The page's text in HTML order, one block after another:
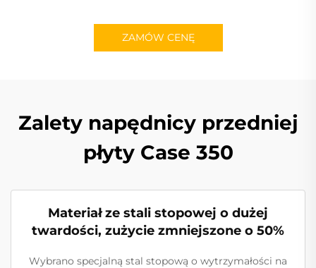
ZAMÓW CENĘ
Zalety napędnicy przedniej
płyty Case 350
Materiał ze stali stopowej o dużej
twardości, zużycie zmniejszone o 50%
Wybrano specjalną stal stopową o wytrzymałości na